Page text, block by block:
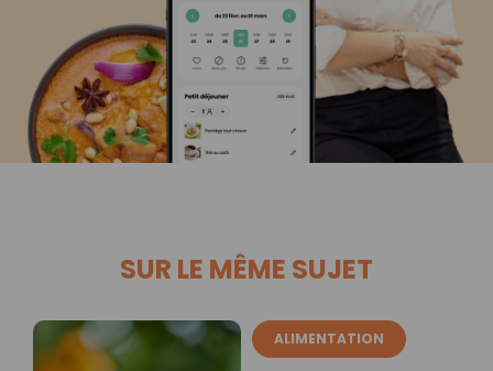
SUR LE MÊME SUJET
ALIMENTATION